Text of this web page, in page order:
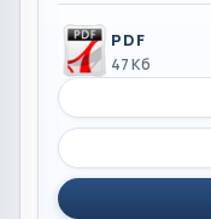
PDF
47 Кб